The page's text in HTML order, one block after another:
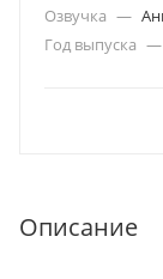
Озвучка —
Год выпуска —
Описание